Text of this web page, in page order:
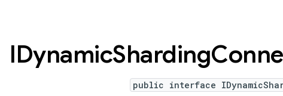
IDynamicSharding
public interface